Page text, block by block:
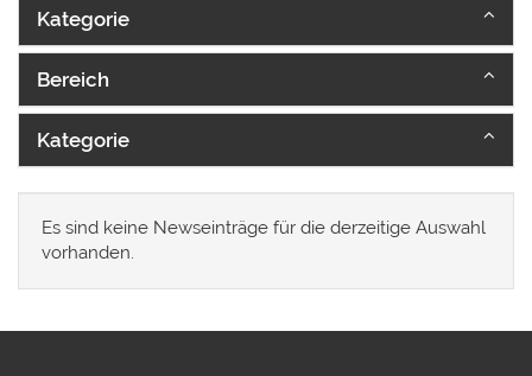
Kategorie
Bereich
Kategorie
Es sind keine Newseinträge für die derzeitige Auswahl
vorhanden.